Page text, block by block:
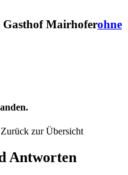
Gasthof Mairhoferohne
Zurück zur Übersicht
Antworten